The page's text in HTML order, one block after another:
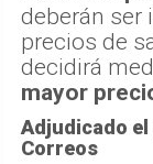
deberán ser
precios de
decidirá
mayor
Adjudicado el
Correos